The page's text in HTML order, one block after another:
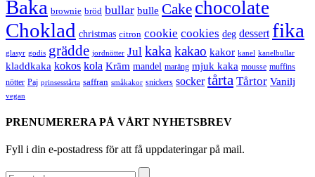
Baka brownie bröd bullar bulle Cake chocolate
Choklad christmas citron cookie cookies deg dessert fika
glasyr godis grädde jordnötter Jul kaka kakao kakor kanel kanelbullar
kladdkaka kokos kola Kräm mandel maräng mjuk kaka mousse muffins
nötter Paj prinsesstårta saffran småkakor snickers socker tårta Tårtor Vanilj
vegan
PRENUMERERA PÅ VÅRT NYHETSBREV
Fyll i din e-postadress för att få uppdateringar på mail.